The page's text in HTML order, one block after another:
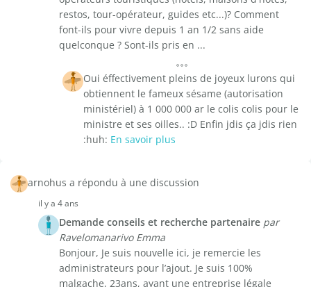
restos, tour-opérateur, guides etc...)? Comment
font-ils pour vivre depuis 1 an 1/2 sans aide
quelconque ? Sont-ils pris en ...
Oui éffectivement pleins de joyeux lurons qui
obtiennent le fameux sésame (autorisation
ministériel) à 1 000 000 ar le colis colis pour le
ministre et ses oilles.. :D Enfin jdis ça jdis rien
:huh: En savoir plus
arnohus a répondu à une discussion
il y a 4 ans
Demande conseils et recherche partenaire par
Ravelomanarivo Emma
Bonjour, Je suis nouvelle ici, je remercie les
administrateurs pour l’ajout. Je suis 100%
malgache, 23ans, ayant une entreprise légale